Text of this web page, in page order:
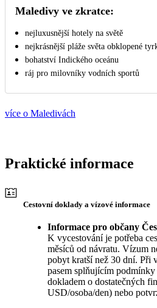
Maledivy ve zkratce:
nejluxusnější hotely na světě
nejkrásnější pláže světa obklopené
bohatství Indického oceánu
ráj pro milovníky vodních sportů
více o Maledivách
Praktické informace
Cestovní doklady a vízové informace
Informace pro občany
K vycestování je potřeba
měsíců od návratu. Vízum
pobyt kratší než 30 dní. Při
pasem splňujícím
dokladem o dostatečných
USD/osoba/den) nebo